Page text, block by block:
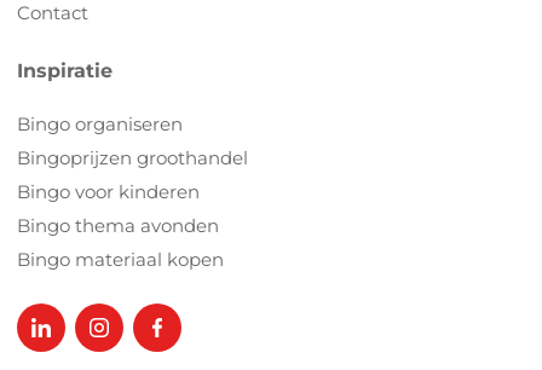
Contact
Inspiratie
Bingo organiseren
Bingoprijzen groothandel
Bingo voor kinderen
Bingo thema avonden
Bingo materiaal kopen